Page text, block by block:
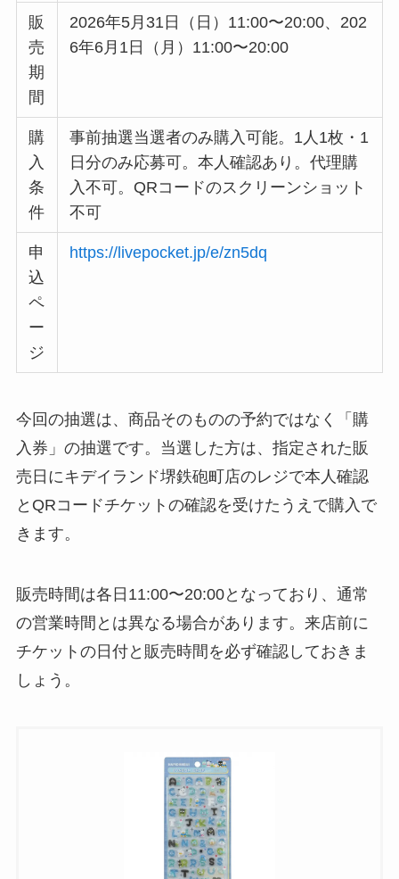
販
売
期
間
2026年5月31日（日）11:00〜20:00、202
6年6月1日（月）11:00〜20:00
購
入
条
件
事前抽選当選者のみ購入可能。1人1枚・1
日分のみ応募可。本人確認あり。代理購
入不可。QRコードのスクリーンショット
不可
申
込
ペ
ー
ジ
https://livepocket.jp/e/zn5dq
今回の抽選は、商品そのものの予約ではなく「購
入券」の抽選です。当選した方は、指定された販
売日にキデイランド堺鉄砲町店のレジで本人確認
とQRコードチケットの確認を受けたうえで購入で
きます。
販売時間は各日11:00〜20:00となっており、通常
の営業時間とは異なる場合があります。来店前に
チケットの日付と販売時間を必ず確認しておきま
しょう。